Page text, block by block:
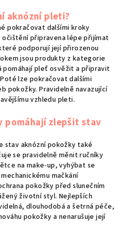
aknózní pleti?
pokračovat dalšími kroky
připravena lépe přijímat
podporují její přirozenou
jsou produkty z kategorie
pomáhají pleť osvěžit a připravit
lze pokračovat dalšími
pokožky. Pravidelně navazující
vzhledu pleti.
pomáhají zlepšit stav
stav aknózní pokožky také
se pravidelně měnit ručníky
na make-up, vyhýbat se
mačkání
pokožky před slunečním
životní styl. Nejlepších
dlouhodobá a šetrná péče,
pokožky a nenarušuje její